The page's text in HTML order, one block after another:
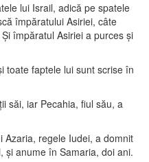
lui Israil, adică pe spatele
împăratului Asiriei, câte
împăratul Asiriei a purces şi
toate faptele lui sunt scrise în
săi, iar Pecahia, fiul său, a
Azaria, regele Iudei, a domnit
şi anume în Samaria, doi ani.